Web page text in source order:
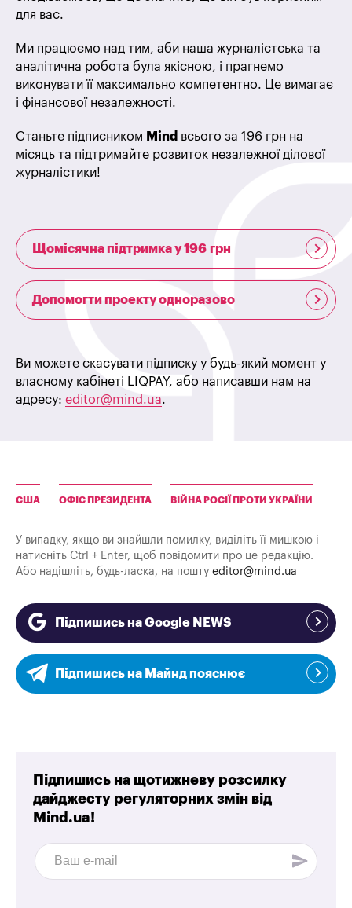
для вас.
Ми працюємо над тим, аби наша журналістська та
аналітична робота була якісною, і прагнемо
виконувати її максимально компетентно. Це вимагає
і фінансової незалежності.
Станьте підписником Mind всього за 196 грн на
місяць та підтримайте розвиток незалежної ділової
журналістики!
Щомісячна підтримка у 196 грн
Допомогти проекту одноразово
Ви можете скасувати підписку у будь-який момент у
власному кабінеті LIQPAY, або написавши нам на
адресу: editor@mind.ua.
США ОФІС ПРЕЗИДЕНТА ВІЙНА РОСІЇ ПРОТИ УКРАЇНИ
У випадку, якщо ви знайшли помилку, виділіть її мишкою і
натисніть Ctrl + Enter, щоб повідомити про це редакцію.
Або надішліть, будь-ласка, на пошту editor@mind.ua
Підпишись на Google NEWS
Підпишись на Майнд пояснює
Підпишись на щотижневу розсилку
дайджесту регуляторних змін від
Mind.ua!